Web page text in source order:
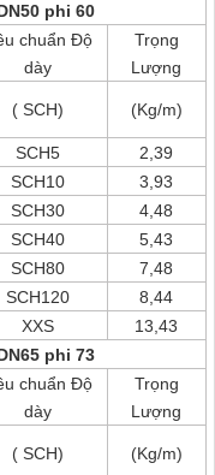
phi 60
chuẩn Độ
dày
Trọng
Lượng
( SCH) (Kg/m)
SCH5
2,39
SCH10
3,93
SCH30
4,48
SCH40
5,43
SCH80
7,48
SCH120
8,44
XXS
13,43
phi 73
chuẩn Độ
dày
Trọng
Lượng
( SCH) (Kg/m)